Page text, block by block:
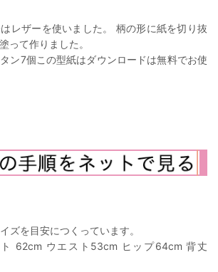
レザーを使いました。 柄の形に紙を切り抜
って作りました。
ン7個この型紙はダウンロードは無料でお使
ズを目安につくっています。
62cm ウエスト53cm ヒップ64cm 背丈